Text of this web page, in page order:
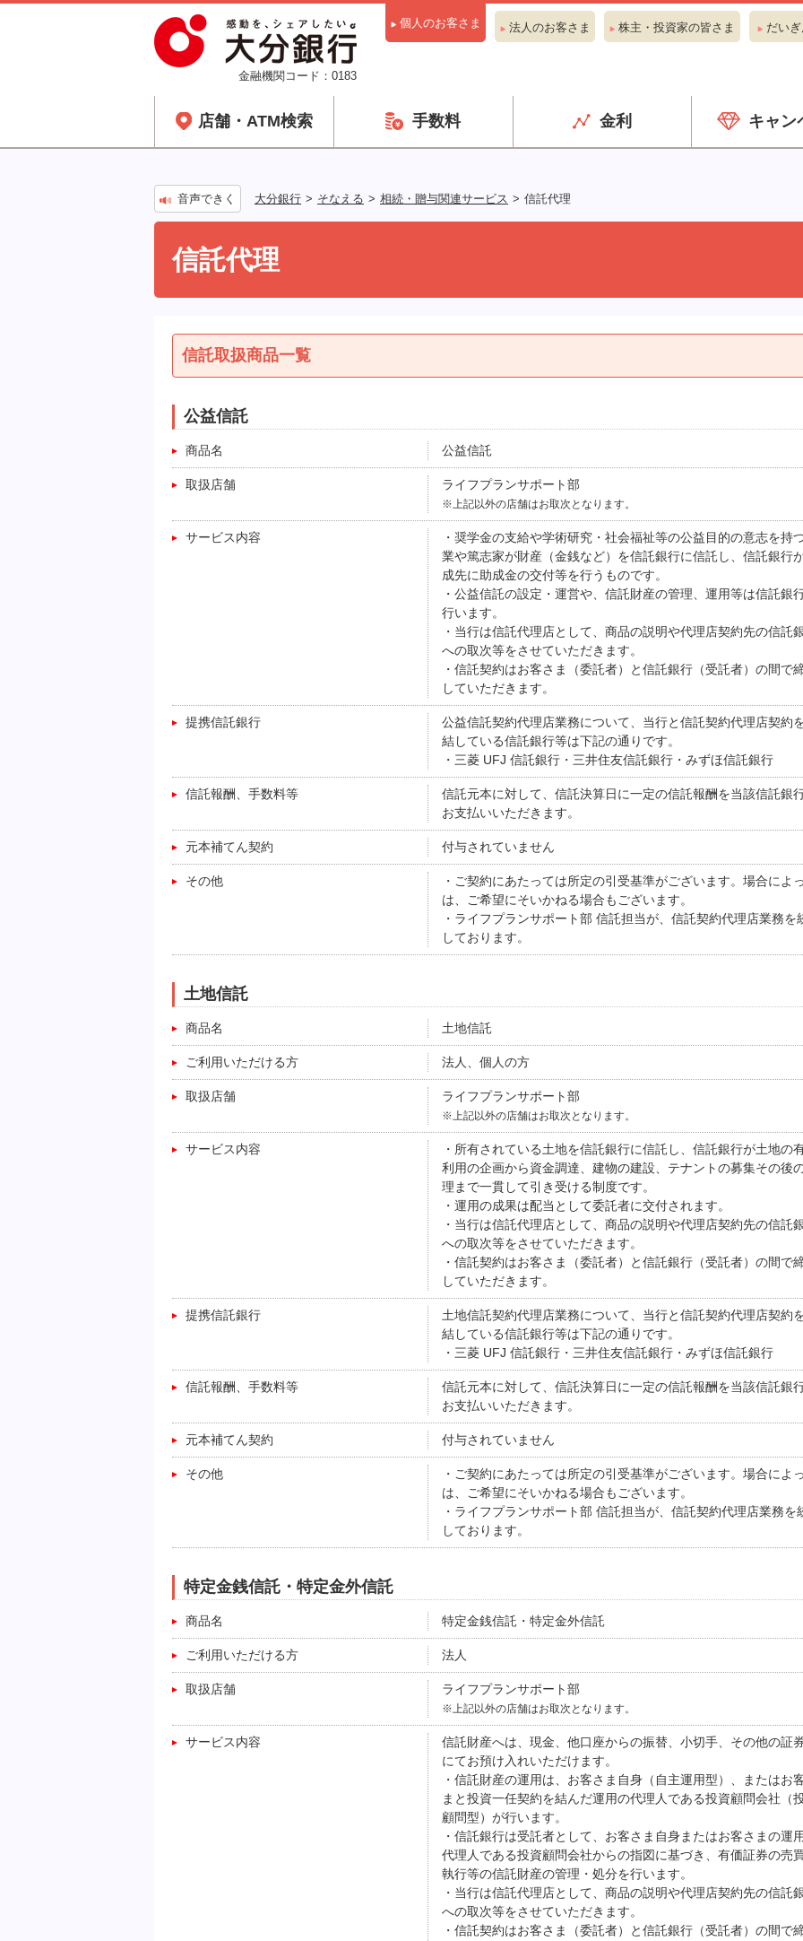
金融機関コード：0183
個人のお客さま 法人のお客さま 株主・投資家の皆さま だい
店舗・ATM検索 手数料 金利 キャン
音声できく 大分銀行 そなえる 相続・贈与関連サービス 信託代理
信託代理
信託取扱商品一覧
公益信託
商品名 公益信託
取扱店舗 ライフプランサポート部
※上記以外の店舗はお取次となります。
サービス内容
・奨学金の支給や学術研究・社会福祉等の公益目的の意志を持
業や篤志家が財産（金銭など）を信託銀行に信託し、信託銀行
成先に助成金の交付等を行うものです。
・公益信託の設定・運営や、信託財産の管理、運用等は信託銀
行います。
・当行は信託代理店として、商品の説明や代理店契約先の信託
への取次等をさせていただきます。
・信託契約はお客さま（委託者）と信託銀行（受託者）の間で
していただきます。
提携信託銀行
公益信託契約代理店業務について、当行と信託契約代理店契約
結している信託銀行等は下記の通りです。
・三菱 UFJ 信託銀行・三井住友信託銀行・みずほ信託銀行
信託報酬、手数料等
信託元本に対して、信託決算日に一定の信託報酬を当該信託銀
お支払いいただきます。
元本補てん契約 付与されていません
その他
・ご契約にあたっては所定の引受基準がございます。場合によ
は、ご希望にそいかねる場合もございます。
・ライフプランサポート部 信託担当が、信託契約代理店業務を
しております。
土地信託
商品名 土地信託
ご利用いただける方 法人、個人の方
取扱店舗 ライフプランサポート部
※上記以外の店舗はお取次となります。
サービス内容
・所有されている土地を信託銀行に信託し、信託銀行が土地の
利用の企画から資金調達、建物の建設、テナントの募集その後
理まで一貫して引き受ける制度です。
・運用の成果は配当として委託者に交付されます。
・当行は信託代理店として、商品の説明や代理店契約先の信託
への取次等をさせていただきます。
・信託契約はお客さま（委託者）と信託銀行（受託者）の間で
していただきます。
提携信託銀行
土地信託契約代理店業務について、当行と信託契約代理店契約
結している信託銀行等は下記の通りです。
・三菱 UFJ 信託銀行・三井住友信託銀行・みずほ信託銀行
信託報酬、手数料等
信託元本に対して、信託決算日に一定の信託報酬を当該信託銀
お支払いいただきます。
元本補てん契約 付与されていません
その他
・ご契約にあたっては所定の引受基準がございます。場合によ
は、ご希望にそいかねる場合もございます。
・ライフプランサポート部 信託担当が、信託契約代理店業務を
しております。
特定金銭信託・特定金外信託
商品名 特定金銭信託・特定金外信託
ご利用いただける方 法人
取扱店舗 ライフプランサポート部
※上記以外の店舗はお取次となります。
サービス内容
信託財産へは、現金、他口座からの振替、小切手、その他の証
にてお預け入れいただけます。
・信託財産の運用は、お客さま自身（自主運用型）、またはお
まと投資一任契約を結んだ運用の代理人である投資顧問会社（
顧問型）が行います。
・信託銀行は受託者として、お客さま自身またはお客さまの運
代理人である投資顧問会社からの指図に基づき、有価証券の売
執行等の信託財産の管理・処分を行います。
・当行は信託代理店として、商品の説明や代理店契約先の信託
への取次等をさせていただきます。
・信託契約はお客さま（委託者）と信託銀行（受託者）の間で